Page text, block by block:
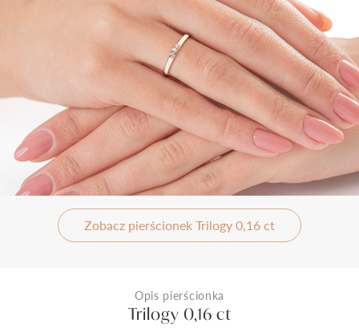
Zobacz pierścionek Trilogy 0,16 ct
Opis pierścionka
Trilogy 0,16 ct